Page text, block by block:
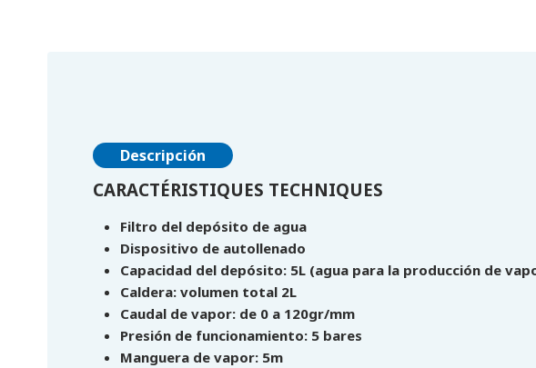
Descripción
CARACTÉRISTIQUES TECHNIQUES
Filtro del depósito de agua
Dispositivo de autollenado
Capacidad del depósito: 5L (agua para la producción de
Caldera: volumen total 2L
Caudal de vapor: de 0 a 120gr/mm
Presión de funcionamiento: 5 bares
Manguera de vapor: 5m